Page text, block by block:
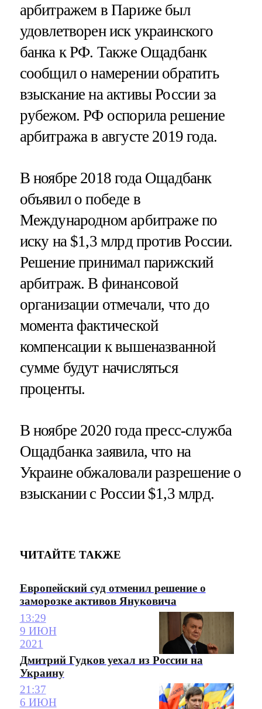
арбитражем в Париже был
удовлетворен иск украинского
банка к РФ. Также Ощадбанк
сообщил о намерении обратить
взыскание на активы России за
рубежом. РФ оспорила решение
арбитража в августе 2019 года.
В ноябре 2018 года Ощадбанк
объявил о победе в
Международном арбитраже по
иску на $1,3 млрд против России.
Решение принимал парижский
арбитраж. В финансовой
организации отмечали, что до
момента фактической
компенсации к вышеназванной
сумме будут начисляться
проценты.
В ноябре 2020 года пресс-служба
Ощадбанка заявила, что на
Украине обжаловали разрешение о
взыскании с России $1,3 млрд.
ЧИТАЙТЕ ТАКЖЕ
Европейский суд отменил решение о
заморозке активов Януковича
13:29
9 ИЮН
2021
Дмитрий Гудков уехал из России на
Украину
21:37
6 ИЮН